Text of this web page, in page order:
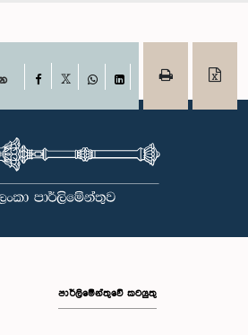
Facebook
WhatsAppLinkedIn
පාර්ලිමේන්තුවේ කටයුතු